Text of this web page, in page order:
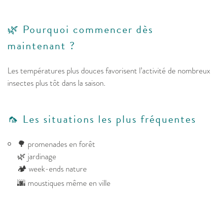
🌿 Pourquoi commencer dès
maintenant ?
Les températures plus douces favorisent l’activité de nombreux
insectes plus tôt dans la saison.
🦟 Les situations les plus fréquentes
🌳 promenades en forêt
🌿 jardinage
🏕️ week-ends nature
🌆 moustiques même en ville